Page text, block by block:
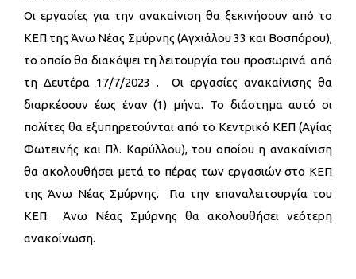
Οι εργασίες για την ανακαίνιση θα ξεκινήσουν από το
ΚΕΠ της Άνω Νέας Σμύρνης (Αγχιάλου 33 και Βοσπόρου),
το οποίο θα διακόψει τη λειτουργία του προσωρινά από
τη Δευτέρα 17/7/2023 . Οι εργασίες ανακαίνισης θα
διαρκέσουν έως έναν (1) μήνα. Το διάστημα αυτό οι
πολίτες θα εξυπηρετούνται από το Κεντρικό ΚΕΠ (Αγίας
Φωτεινής και Πλ. Καρύλλου), του οποίου η ανακαίνιση
θα ακολουθήσει μετά το πέρας των εργασιών στο ΚΕΠ
της Άνω Νέας Σμύρνης. Για την επαναλειτουργία του
ΚΕΠ Άνω Νέας Σμύρνης θα ακολουθήσει νεότερη
ανακοίνωση.